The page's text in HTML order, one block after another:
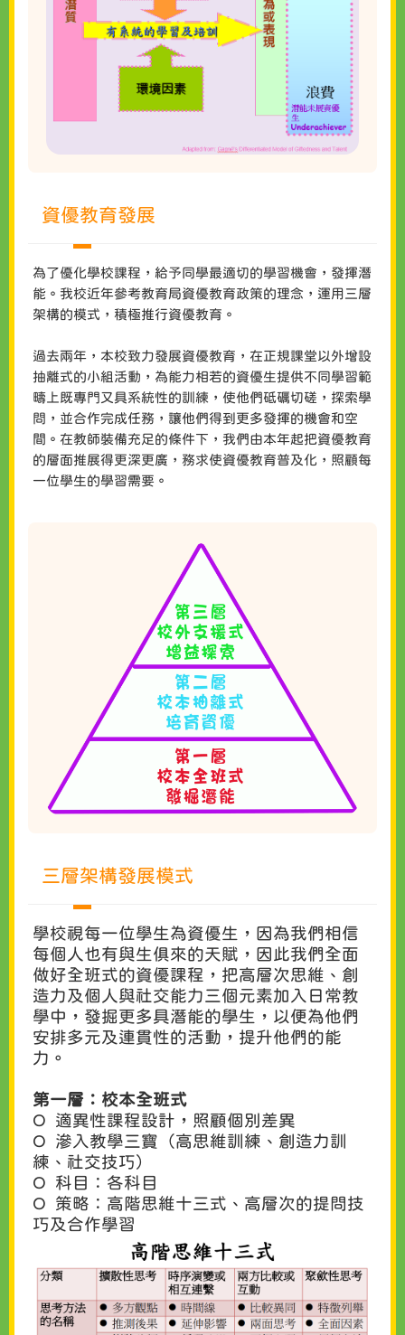
資優教育發展
為了優化學校課程，給予同學最適切的學習機會，發揮潛
能。我校近年參考教育局資優教育政策的理念，運用三層
架構的模式，積極推行資優教育。
過去兩年，本校致力發展資優教育，在正規課堂以外增設
抽離式的小組活動，為能力相若的資優生提供不同學習範
疇上既專門又具系統性的訓練，使他們砥礪切磋，探索學
問，並合作完成任務，讓他們得到更多發揮的機會和空
間。在教師裝備充足的條件下，我們由本年起把資優教育
的層面推展得更深更廣，務求使資優教育普及化，照顧每
一位學生的學習需要。
三層架構發展模式
學校視每一位學生為資優生，因為我們相信
每個人也有與生俱來的天賦，因此我們全面
做好全班式的資優課程，把高層次思維、創
造力及個人與社交能力三個元素加入日常教
學中，發掘更多具潛能的學生，以便為他們
安排多元及連貫性的活動，提升他們的能
力。
第一層：校本全班式
O 適異性課程設計，照顧個別差異
O 滲入教學三寶（高思維訓練、創造力訓
練、社交技巧）
O 科目：各科目
O 策略：高階思維十三式、高層次的提問技
巧及合作學習